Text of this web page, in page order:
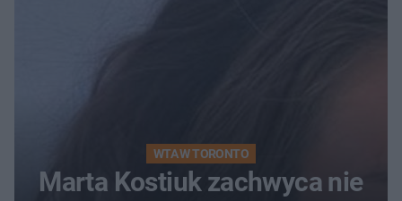
WTA W TORONTO
Marta Kostiuk zachwyca nie